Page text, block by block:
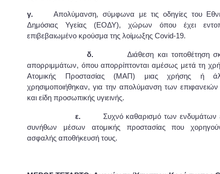
γ. Απολύμανση, σύμφωνα με τις οδηγίες του
Δημόσιας Υγείας (ΕΟΔΥ), χώρων όπου έχει
επιβεβαιωμένο κρούσμα της λοίμωξης Covid-19.
δ.Διάθεση και τοποθέτηση
απορριμμάτων, όπου απορρίπτονται αμέσως μετά τη
Ατομικής Προστασίας (ΜΑΠ) μιας χρήσης ή
χρησιμοποιήθηκαν, για την απολύμανση των
και είδη προσωπικής υγιεινής.
ε. Συχνό καθαρισμό των ενδυμάτων
συνήθων μέσων ατομικής προστασίας που
ασφαλής αποθήκευσή τους.